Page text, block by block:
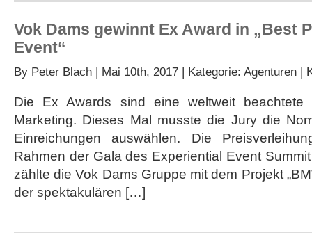
Vok Dams gewinnt Ex Award in „Best
Event“
By Peter Blach | Mai 10th, 2017 | Kategorie: Agenturen |
Die Ex Awards sind eine weltweit beachtete
Marketing. Dieses Mal musste die Jury die
Einreichungen auswählen. Die
Rahmen der Gala des Experiential Event
zählte die Vok Dams Gruppe mit dem Projekt
der spektakulären […]